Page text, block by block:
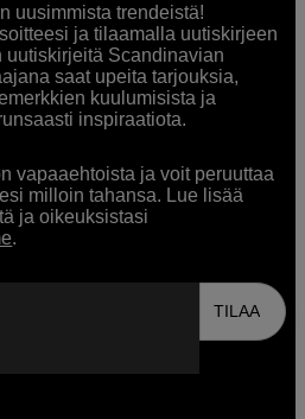
uusimmista trendeistä!
ja tilaamalla uutiskirjeen
uutiskirjeitä Scandinavian
saat upeita tarjouksia,
kuulumisista ja
inspiraatiota.
vapaaehtoista ja voit peruuttaa
milloin tahansa. Lue lisää
ja oikeuksistasi
.
TILAA